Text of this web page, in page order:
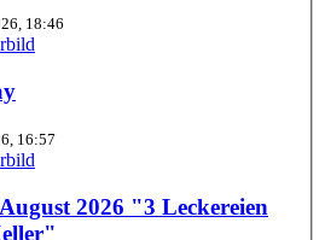
18:46
16:57
2026 "3 Leckereien